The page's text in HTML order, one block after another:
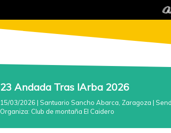
23 Andada Tras lArba 2026
15/03/2026 | Santuario Sancho Abarca, Zaragoza |
Organiza: Club de montaña El Caidero